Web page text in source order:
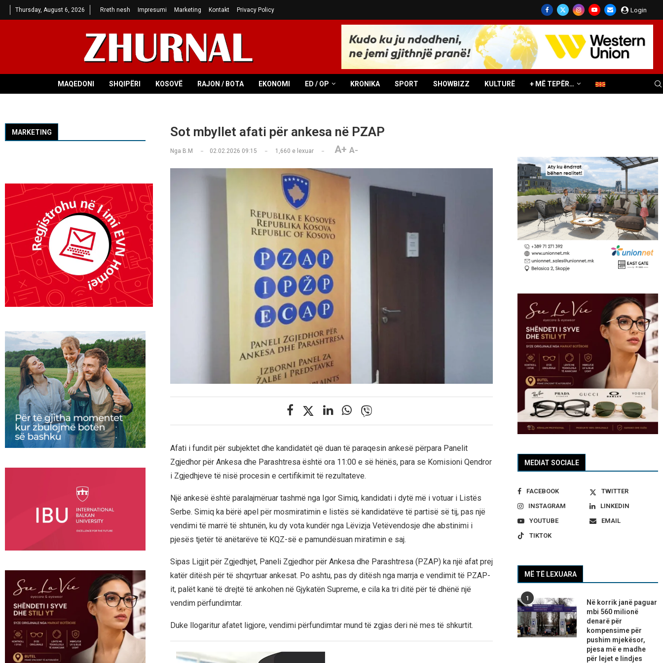
Thursday, August 6, 2026 Rreth nesh Impresumi Marketing Kontakt Privacy Policy Login
MAQEDONI SHQIPËRI KOSOVË RAJON / BOTA EKONOMI ED / OP KRONIKA SPORT SHOWBIZZ KULTURË + MË TEPËR…
Sot mbyllet afati për ankesa në PZAP
Nga B.M 02.02.2026 09:15 1,660 e lexuar A+ A-
Afati i fundit për subjektet dhe kandidatët që duan të paraqesin ankesë përpara Panelit
Zgjedhor për Ankesa dhe Parashtresa është ora 11:00 e së hënës, para se Komisioni Qendror
i Zgjedhjeve të nisë procesin e certifikimit të rezultateve.
Një ankesë është paralajmëruar tashmë nga Igor Simiq, kandidati i dytë më i votuar i Listës
Serbe. Simiq ka bërë apel për mosmiratimin e listës së kandidatëve të partisë së tij, pas një
vendimi të marrë të shtunën, ku dy vota kundër nga Lëvizja Vetëvendosje dhe abstinimi i
pjesës tjetër të anëtarëve të KQZ-së e pamundësuan miratimin e saj.
Sipas Ligjit për Zgjedhjet, Paneli Zgjedhor për Ankesa dhe Parashtresa (PZAP) ka një afat prej
katër ditësh për të shqyrtuar ankesat. Po ashtu, pas dy ditësh nga marrja e vendimit të PZAP-
it, palët kanë të drejtë të ankohen në Gjykatën Supreme, e cila ka tri ditë për të dhënë një
vendim përfundimtar.
Duke llogaritur afatet ligjore, vendimi përfundimtar mund të zgjas deri në mes të shkurtit.
MEDIAT SOCIALE
FACEBOOK
TWITTER
INSTAGRAM
LINKEDIN
YOUTUBE
EMAIL
TIKTOK
MË TË LEXUARA
1
Në korrik janë paguar
mbi 560 milionë
denarë për
kompensime për
pushim mjekësor,
pjesa më e madhe
për lejet e lindjes
MARKETING